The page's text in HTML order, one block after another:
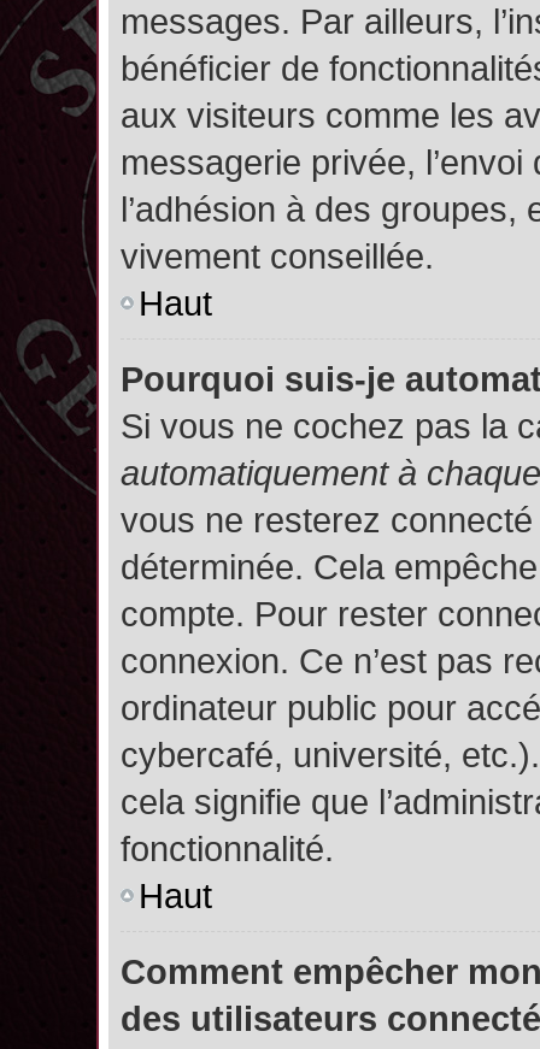
messages. Par ailleurs,
bénéficier de
aux visiteurs comme les
messagerie privée,
l’adhésion à des groupes,
vivement conseillée.
Haut
Pourquoi suis-je
Si vous ne cochez pas la
automatiquement à
vous ne resterez
déterminée. Cela
compte. Pour rester
connexion. Ce n’est pas
ordinateur public pour
cybercafé, université,
cela signifie que
fonctionnalité.
Haut
Comment empêcher
des utilisateurs